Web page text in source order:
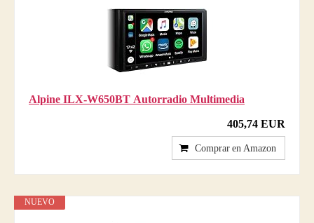
Alpine ILX-W650BT Autorradio Multimedia
405,74 EUR
Comprar en Amazon
NUEVO